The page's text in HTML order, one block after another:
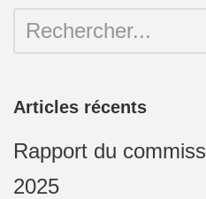
Articles récents
Rapport du
2025